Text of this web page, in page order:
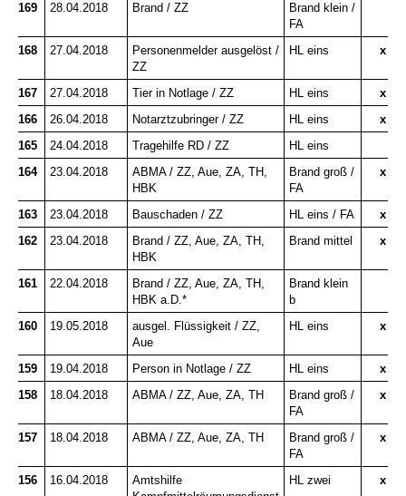
169 28.04.2018 Brand / ZZ
Brand klein /
FA
168
27.04.2018
Personenmelder ausgelöst /
ZZ
HL eins x
167 27.04.2018 Tier in Notlage / ZZ HL eins
x
166
26.04.2018 Notarztzubringer / ZZ HL eins
x
165
24.04.2018 Tragehilfe RD / ZZ
HL eins
164
23.04.2018
ABMA / ZZ, Aue, ZA, TH,
HBK
Brand groß /
FA
x
163 23.04.2018 Bauschaden / ZZ HL eins / FA
x
162
23.04.2018
Brand / ZZ, Aue, ZA, TH,
HBK
Brand mittel x
161 22.04.2018
Brand / ZZ, Aue, ZA, TH,
HBK a.D.*
Brand klein
b
160
19.05.2018
ausgel. Flüssigkeit / ZZ,
Aue
HL eins x
159 19.04.2018 Person in Notlage / ZZ HL eins
x
158
18.04.2018 ABMA / ZZ, Aue, ZA, TH
Brand groß /
FA
x
157 18.04.2018 ABMA / ZZ, Aue, ZA, TH
Brand groß /
FA
x
156 16.04.2018
Amtshilfe
HL zwei x